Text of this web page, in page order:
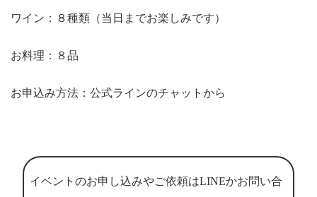
ワイン：８種類（当日までお楽しみです）
お料理：８品
お申込み方法：公式ラインのチャットから
イベントのお申し込みやご依頼はLINEかお問い合